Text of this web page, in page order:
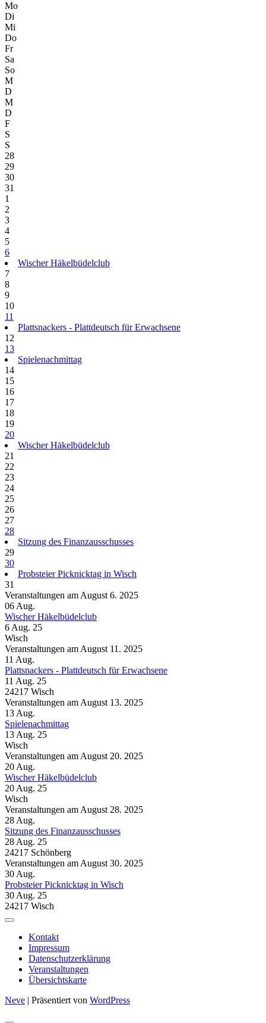
Mo
Di
Mi
Do
Fr
Sa
So
M
D
M
D
F
S
S
28
29
30
31
1
2
3
4
5
6
Wischer Häkelbüdelclub
7
8
9
10
11
Plattsnackers - Plattdeutsch für Erwachsene
12
13
Spielenachmittag
14
15
16
17
18
19
20
Wischer Häkelbüdelclub
21
22
23
24
25
26
27
28
Sitzung des Finanzausschusses
29
30
Probsteier Picknicktag in Wisch
31
Veranstaltungen am August 6. 2025
06 Aug.
Wischer Häkelbüdelclub
6 Aug. 25
Wisch
Veranstaltungen am August 11. 2025
11 Aug.
Plattsnackers - Plattdeutsch für Erwachsene
11 Aug. 25
24217 Wisch
Veranstaltungen am August 13. 2025
13 Aug.
Spielenachmittag
13 Aug. 25
Wisch
Veranstaltungen am August 20. 2025
20 Aug.
Wischer Häkelbüdelclub
20 Aug. 25
Wisch
Veranstaltungen am August 28. 2025
28 Aug.
Sitzung des Finanzausschusses
28 Aug. 25
24217 Schönberg
Veranstaltungen am August 30. 2025
30 Aug.
Probsteier Picknicktag in Wisch
30 Aug. 25
24217 Wisch
Kontakt
Impressum
Datenschutzerklärung
Veranstaltungen
Übersichtskarte
Neve | Präsentiert von WordPress